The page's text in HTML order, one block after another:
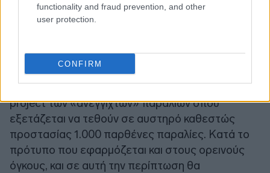
functionality and fraud prevention, and other
user protection.
CONFIRM
αυτών θα μπορούσε να ενταχθεί στο ίδιο
καθεστώς.
Η πρωτοβουλία αποτελεί μέρος μιας ευρύτερης
πολιτικής η οποία επεκτείνεται και στις παράκτιες
περιοχές με το ΥΠΕΝ να μελετά παράλληλα και το
project των «ανέγγιχτων» παραλιών όπου
εξετάζεται να τεθούν σε αυστηρό καθεστώς
προστασίας 1.000 παρθένες παραλίες. Κατά το
πρότυπο που εφαρμόζεται και στους ορεινούς
όγκους, και σε αυτή την περίπτωση θα